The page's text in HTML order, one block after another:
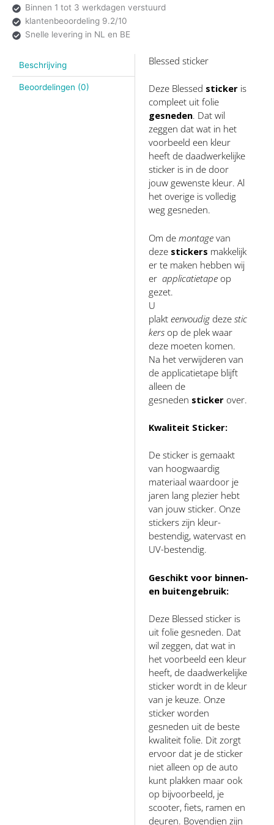
Binnen 1 tot 3 werkdagen verstuurd
klantenbeoordeling 9.2/10
Snelle levering in NL en BE
Beschrijving
Beoordelingen (0)
Blessed sticker
Deze Blessed stickeris
compleet uit folie
gesneden. Dat wil
zeggen dat wat in het
voorbeeld een kleur
heeft de daadwerkelijke
sticker is in de door
jouw gewenste kleur. Al
het overige is volledig
weg gesneden.
Om de montagevan
deze stickers makkelijk
er te maken hebben wij
er applicatietapeop
gezet.
U
plakt eenvoudigdeze stic
kersop de plek waar
deze moeten komen.
Na het verwijderen van
de applicatietape blijft
alleen de
gesneden stickerover.
Kwaliteit Sticker:
De sticker is gemaakt
van hoogwaardig
materiaal waardoor je
jaren lang plezier hebt
van jouw sticker. Onze
stickers zijn kleur-
bestendig, watervast en
UV-bestendig.
Geschikt voor binnen-
en buitengebruik:
Deze Blessed sticker is
uit folie gesneden. Dat
wil zeggen, dat wat in
het voorbeeld een kleur
heeft, de daadwerkelijke
sticker wordt in de kleur
van je keuze. Onze
sticker worden
gesneden uit de beste
kwaliteit folie. Dit zorgt
ervoor dat je de sticker
niet alleen op de auto
kunt plakken maar ook
op bijvoorbeeld, je
scooter, fiets, ramen en
deuren. Bovendien zijn